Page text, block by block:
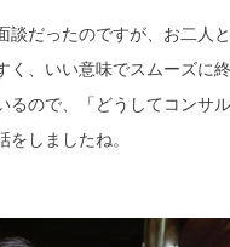
談だったのですが、お二人
く、いい意味でスムーズに
るので、「 どうしてコンサ
をしましたね。